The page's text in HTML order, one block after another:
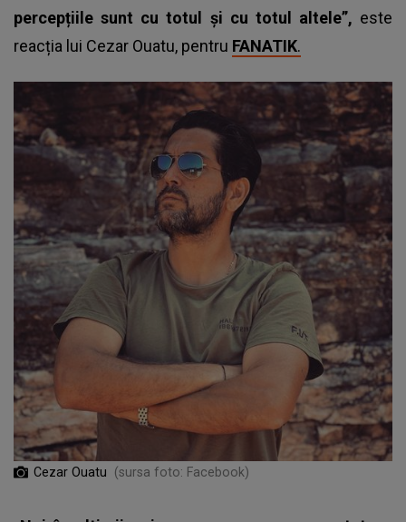
percepțiile sunt cu totul și cu totul altele”, este
reacția lui Cezar Ouatu, pentru FANATIK.
Cezar Ouatu (sursa foto: Facebook)